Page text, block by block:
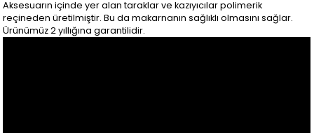
Aksesuarın içinde yer alan taraklar ve kazıyıcılar polimerik
reçineden üretilmiştir. Bu da makarnanın sağlıklı olmasını sağlar.
Ürünümüz 2 yıllığına garantilidir.